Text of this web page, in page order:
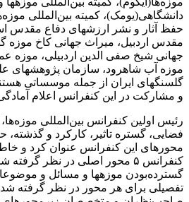
دانشگاهی(یومک)، کمیته بین‌المللی
حفظ آثار و نشر ارزش­های دفاع مقدس
مقدس اردبیل، میراث جهانی کاخ موزه
جهانی شیخ صفی الدین اردبیلی، موزه
موزه آب شاهرود، سازمان پژوهش­های
گلسنگ­های ایران از جمله موسساتی
و مشارکت در این کنفرانس اعلام
رئیس اولین کنفرانس بین‌المللی
فضایی، گستره تاثیر، کارکرد و گذشته،
محورهای این کنفرانس عنوان کرد و
کنفرانس ۵ محور اصلی در نظر
گسترده‌بودن موزه­ها و مسائل و
تفصیلی برای هر محور در نظر گرفته